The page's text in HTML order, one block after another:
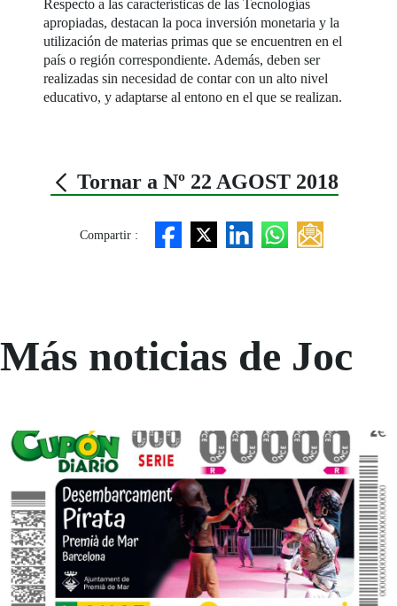
Respecto a las características de las Tecnologías
apropiadas, destacan la poca inversión monetaria y la
utilización de materias primas que se encuentren en el
país o región correspondiente. Además, deben ser
realizadas sin necesidad de contar con un alto nivel
educativo, y adaptarse al entono en el que se realizan.
Tornar a Nº 22 AGOST 2018
Compartir :
Más noticias de Joc